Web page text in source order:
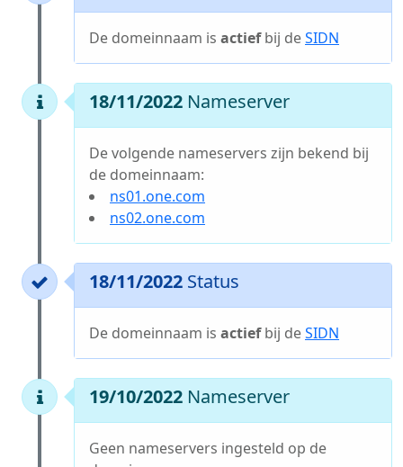
De domeinnaam is actiefbij deSIDN
18/11/2022 Nameserver
De volgende nameservers zijn bekend bij
de domeinnaam:
ns01.one.com
ns02.one.com
18/11/2022 Status
De domeinnaam is actiefbij deSIDN
19/10/2022 Nameserver
Geen nameservers ingesteld op de